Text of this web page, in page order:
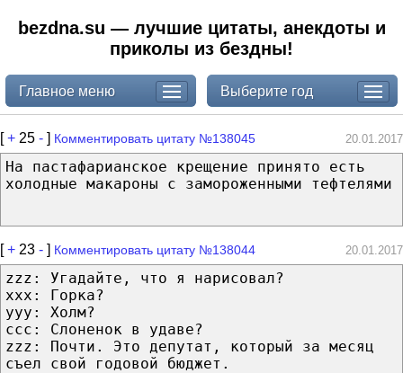
bezdna.su — лучшие цитаты, анекдоты и
приколы из бездны!
Главное меню Выберите год
[+ 25 - ] Комментировать цитату №138045 20.01.2017
На пастафарианское крещение принято есть
холодные макароны с замороженными тефтелями
[+ 23 - ] Комментировать цитату №138044 20.01.2017
zzz: Угадайте, что я нарисовал?
xxx: Горка?
yyy: Холм?
ccc: Слоненок в удаве?
zzz: Почти. Это депутат, который за месяц
съел свой годовой бюджет.